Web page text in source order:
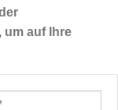
um auf Ihre